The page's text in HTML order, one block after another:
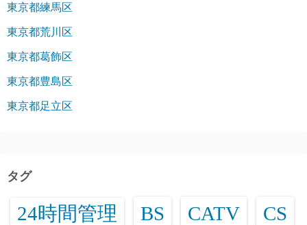
東京都練馬区
東京都荒川区
東京都葛飾区
東京都豊島区
東京都足立区
タグ
24時間管理 BS CATV CS